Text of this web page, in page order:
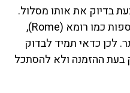
בדיוק את אותו מסלול.
חלק מהרכבות עוצרות בערים נוספות כמו רומא (Rome),
לכן כדאי תמיד לבדוק
ההזמנה ולא להסתכל